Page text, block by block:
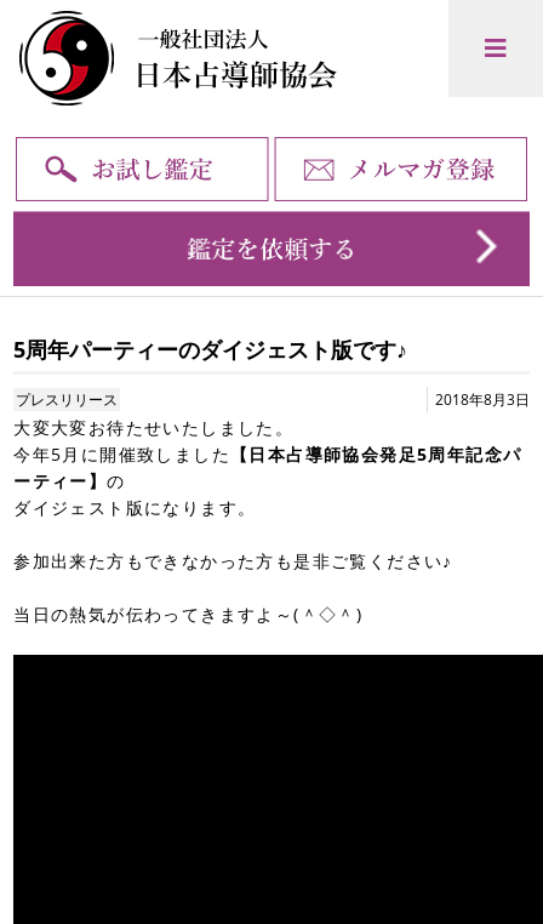
5周年パーティーのダイジェスト版です♪
2018年8月3日
プレスリリース
大変大変お待たせいたしました。
今年5月に開催致しました 【日本占導師協会発足5周年記念パ
ーティー】の
ダイジェスト版になります。
参加出来た方もできなかった方も是非ご覧ください♪
当日の熱気が伝わってきますよ～(＾◇＾)